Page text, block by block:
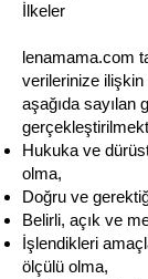
İlkeler
lenamama.com
verilerinize
aşağıda sayılan
Hukuka ve
olma,
Doğru ve
Belirli, açık ve
İşlendikleri
ölçülü olma,